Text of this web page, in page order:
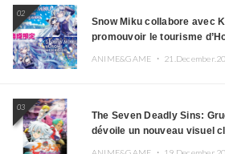
02
Snow Miku collabore avec
promouvoir le tourisme
ANIME&GAME ・
03
The Seven Deadly Sins:
dévoile un nouveau visuel